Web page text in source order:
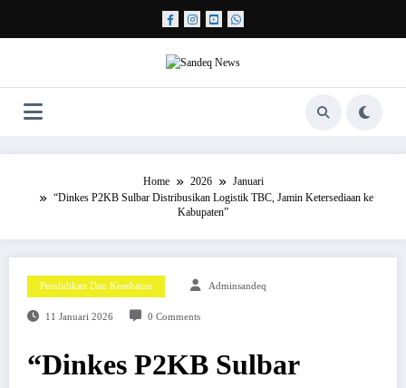
content
Home 2026
Januari
“Dinkes P2KB Sulbar Distribusikan Logistik TBC, Jamin Ketersediaan ke
Kabupaten”
Pendidikan Dan Kesehatan Adminsandeq
11 Januari 2026 0 Comments
“Dinkes P2KB Sulbar